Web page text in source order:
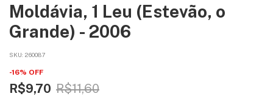
Moldávia, 1 Leu (Estevão, o
Grande) - 2006
SKU: 260087
-16% OFF
R$9,70 R$11,60